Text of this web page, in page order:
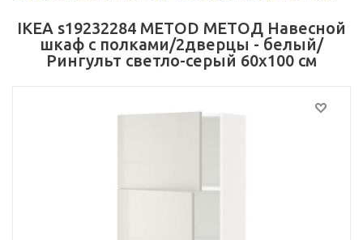
IKEA s19232284 METOD МЕТОД Навесной
шкаф с полками/2дверцы - белый/
Рингульт светло-серый 60x100 см